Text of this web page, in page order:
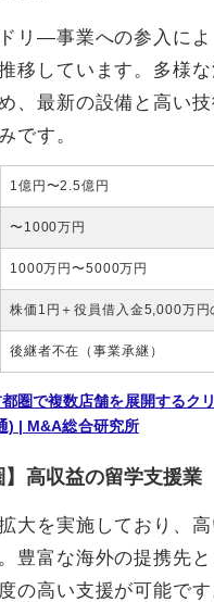
リ―事業への参入に
移しています。多様
、最新の設備と高い
です。
1億円〜2.5億円
〜1000万円
1000万円〜5000万円
株価1円＋役員借入金5,000万円
後継者不在（事業承継）
都圏で複数店舗を展開するク
) | M&A総合研究所
】高収益の留学支援業
大を実施しており、
豊富な海外の提携先
の高い支援が可能です